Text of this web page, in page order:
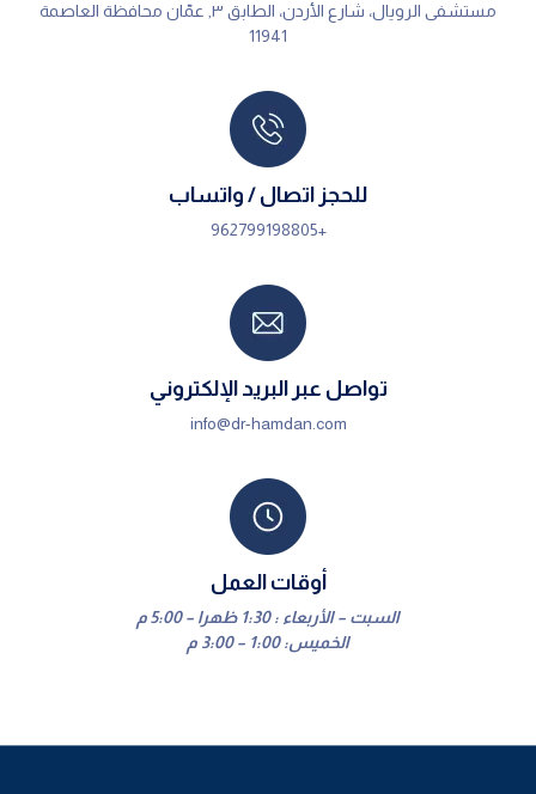
مستشفى الرويال، شارع الأردن، الطابق ٣, عمّان محافظة العاصمة
11941
للحجز اتصال / واتساب
+962799198805
تواصل عبر البريد الإلكتروني
info@dr-hamdan.com
أوقات العمل
السبت – الأربعاء : 1:30 ظهرا – 5:00 م
الخميس: 1:00 – 3:00 م